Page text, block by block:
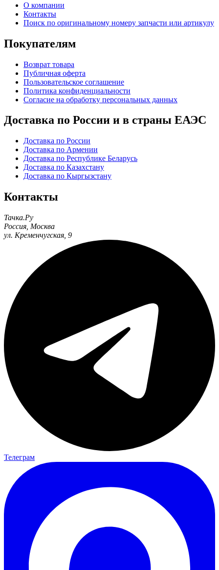
О компании
Контакты
Поиск по оригинальному номеру запчасти или артикулу
Покупателям
Возврат товара
Публичная оферта
Пользовательское соглашение
Политика конфиденциальности
Согласие на обработку персональных данных
Доставка по России и в страны ЕАЭС
Доставка по России
Доставка по Армении
Доставка по Республике Беларусь
Доставка по Казахстану
Доставка по Кыргызстану
Контакты
Тачка.Ру
Россия Москва
ул. Кременчугская, 9
Телеграм